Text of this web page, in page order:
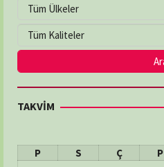
TAKVİM
P
S Ç P